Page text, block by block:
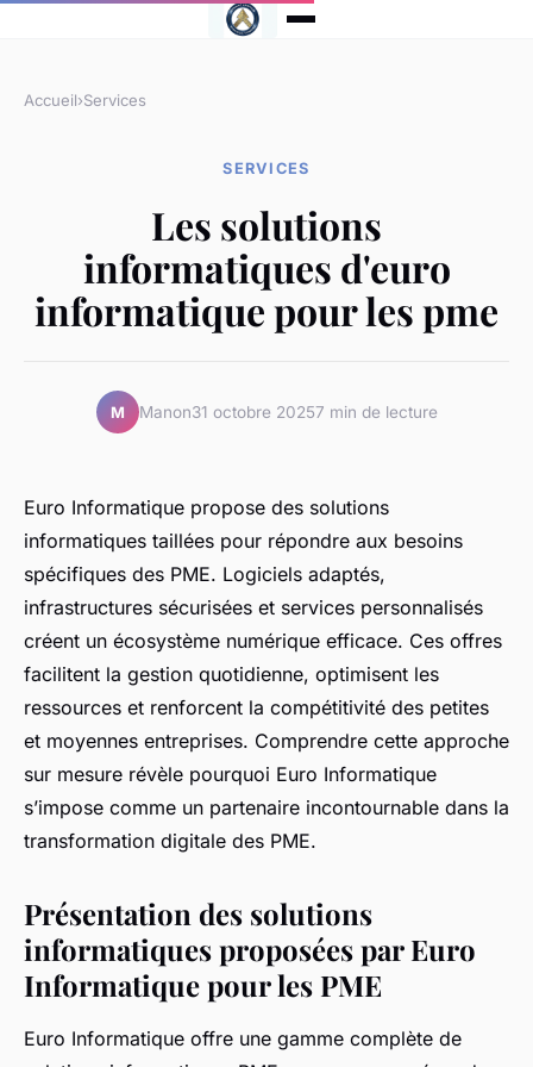
Accueil›Services
SERVICES
Les solutions
informatiques d'euro
informatique pour les pme
M Manon31 octobre 20257 min de lecture
Euro Informatique propose des solutions
informatiques taillées pour répondre aux besoins
spécifiques des PME. Logiciels adaptés,
infrastructures sécurisées et services personnalisés
créent un écosystème numérique efficace. Ces offres
facilitent la gestion quotidienne, optimisent les
ressources et renforcent la compétitivité des petites
et moyennes entreprises. Comprendre cette approche
sur mesure révèle pourquoi Euro Informatique
s’impose comme un partenaire incontournable dans la
transformation digitale des PME.
Présentation des solutions
informatiques proposées par Euro
Informatique pour les PME
Euro Informatique offre une gamme complète de